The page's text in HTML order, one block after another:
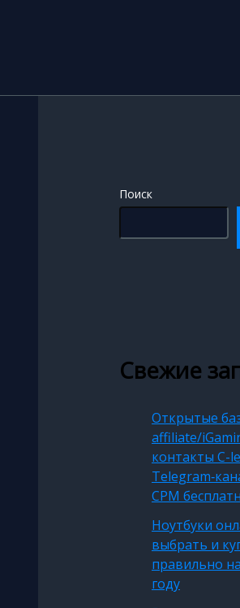
Поиск
Свежие
Открытые
affiliate/
контакты C-
CPM
Ноутбуки
выбрать и
правильно
году